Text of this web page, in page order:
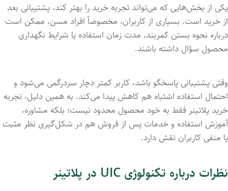
یکی از بخش‌هایی که می‌تواند تجربه خرید را بهتر کند، پشتیبانی بعد
از خرید است. بسیاری از کاربران، مخصوصاً افراد مسن، ممکن است
درباره نحوه بستن کمربند، مدت زمان استفاده یا شرایط نگهداری
محصول سؤال داشته باشند.
وقتی پشتیبانی پاسخگو باشد، کاربر کمتر دچار سردرگمی می‌شود و
احتمال استفاده اشتباه هم کاهش پیدا می‌کند. به همین دلیل، تجربه
خرید پلاتینر فقط به خود محصول محدود نیست؛ بلکه مشاوره،
آموزش استفاده و خدمات پس از فروش هم در شکل‌گیری نظر مثبت
یا منفی کاربران نقش دارد.
نظرات درباره تکنولوژی UIC در پلاتینر